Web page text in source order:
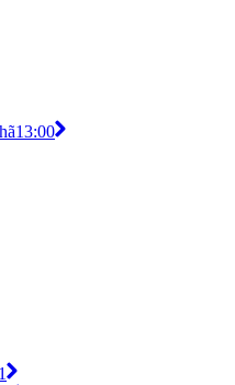
13:00